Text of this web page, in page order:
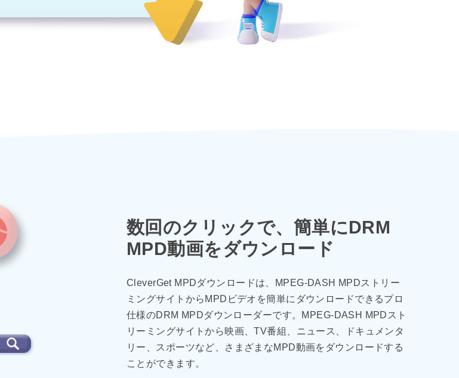
数回のクリックで、簡単にDRM
MPD動画をダウンロード
CleverGet MPDダウンロードは、MPEG-DASH MPDストリー
ミングサイトからMPDビデオを簡単にダウンロードできるプロ
仕様のDRM MPDダウンローダーです。MPEG-DASH MPDスト
リーミングサイトから映画、TV番組、ニュース、ドキュメンタ
リー、スポーツなど、さまざまなMPD動画をダウンロードする
ことができます。